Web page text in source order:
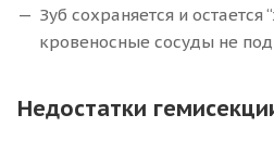
Зуб сохраняется и остается
кровеносные сосуды не
Недостатки